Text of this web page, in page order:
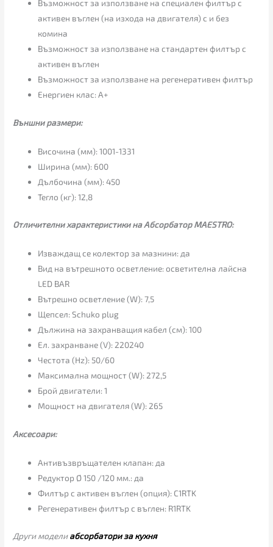
Възможност за използване на специален филтър с
активен въглен (на изхода на двигателя) с и без
комина
Възможност за използване на стандартен филтър с
активен въглен
Възможност за използване на регенеративен филтър
Енергиен клас: А+
Външни размери:
Височина (мм): 1001-1331
Ширина (мм): 600
Дълбочина (мм): 450
Тегло (кг): 12,8
Отличителни характеристики на Абсорбатор MAESTRO:
Изваждащ се колектор за мазнини: да
Вид на вътрешното осветление: осветителна лайсна
LED BAR
Вътрешно осветление (W): 7,5
Щепсел: Schuko plug
Дължина на захранващия кабел (см): 100
Ел. захранване (V): 220240
Честота (Hz): 50/60
Максимална мощност (W): 272,5
Брой двигатели: 1
Мощност на двигателя (W): 265
Аксесоари:
Антивъзвръщателен клапан: да
Редуктор Ø 150 /120 мм.: да
Филтър с активен въглен (опция): C1RTK
Регенеративен филтър с въглен: R1RTK
Други моделиабсорбатори за кухня